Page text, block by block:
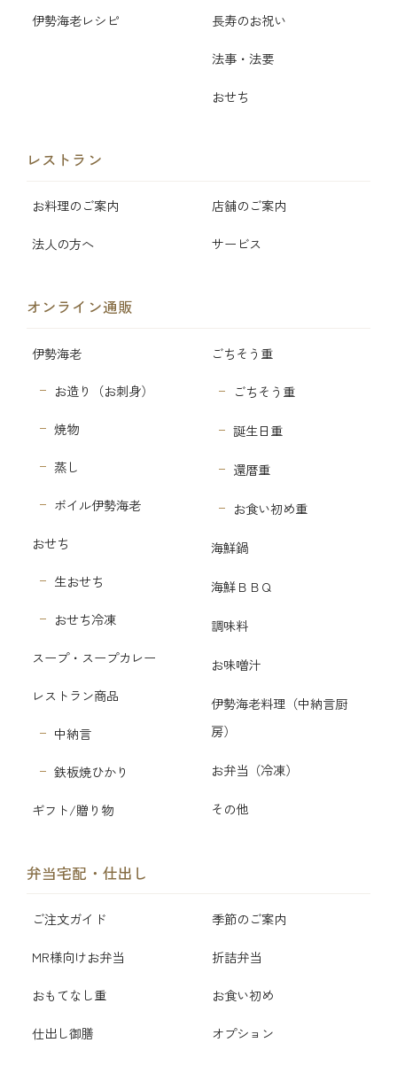
伊勢海老レシピ 長寿のお祝い
法事・法要
おせち
レストラン
お料理のご案内 店舗のご案内
法人の方へ サービス
オンライン通販
伊勢海老
お造り（お刺身）
焼物
蒸し
ボイル伊勢海老
おせち
生おせち
おせち冷凍
スープ・スープカレー
レストラン商品
中納言
鉄板焼ひかり
ギフト/贈り物
ごちそう重
ごちそう重
誕生日重
還暦重
お食い初め重
海鮮鍋
海鮮ＢＢＱ
調味料
お味噌汁
伊勢海老料理（中納言厨
房）
お弁当（冷凍）
その他
弁当宅配・仕出し
ご注文ガイド 季節のご案内
MR様向けお弁当 折詰弁当
おもてなし重 お食い初め
仕出し御膳 オプション